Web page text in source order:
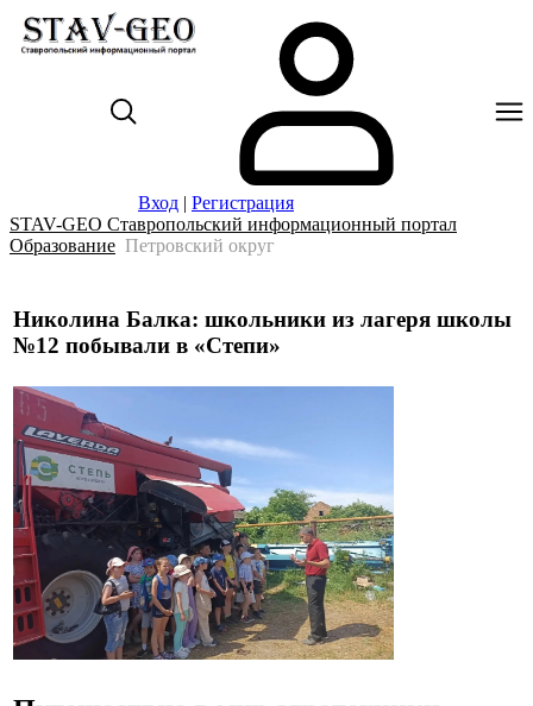
Вход | Регистрация
STAV-GEO Ставропольский информационный портал
Образование Петровский округ
Николина Балка: школьники из лагеря школы
№12 побывали в «Степи»